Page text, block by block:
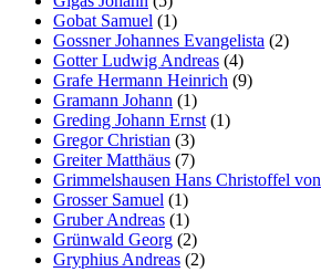
Gobat Samuel (1)
Gossner Johannes Evangelista (2)
Gotter Ludwig Andreas (4)
Grafe Hermann Heinrich (9)
Gramann Johann (1)
Greding Johann Ernst (1)
Gregor Christian (3)
Greiter Matthäus (7)
Grimmelshausen Hans Christoffel von
Grosser Samuel (1)
Gruber Andreas (1)
Grünwald Georg (2)
Gryphius Andreas (2)